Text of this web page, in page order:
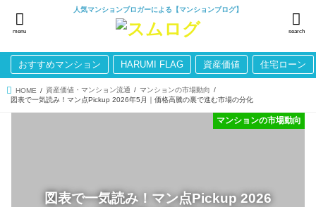
人気マンションブロガーによる【マンションブログ】
search
menu
おすすめマンション HARUMI FLAG 資産価値 住宅ローン
HOME 資産価値・マンション流通
マンションの市場動向
図表で一気読み！マン点Pickup 2026年5月｜価格高騰の裏で進む市場の分化
図表で一気読み！マン点Pickup 2026
マンションの市場動向